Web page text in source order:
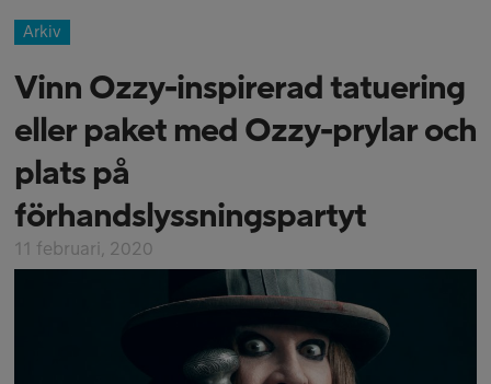
Arkiv
Vinn Ozzy-inspirerad tatuering
eller paket med Ozzy-prylar och
plats på
förhandslyssningspartyt
11 februari, 2020